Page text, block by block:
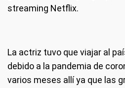
streaming Netflix.
La actriz tuvo que viajar al
debido a la pandemia de
varios meses allí ya que las